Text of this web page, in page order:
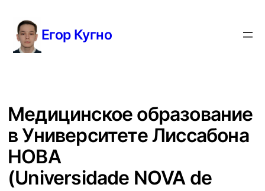
содержимому
Егор Кугно
Медицинское образование
в Университете Лиссабона
НОВА
(Universidade NOVA de